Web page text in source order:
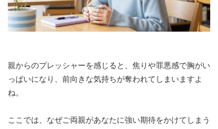
親からのプレッシャーを感じると、焦りや罪悪感で胸がい
っぱいになり、前向きな気持ちが奪われてしまいますよ
ね。
ここでは、なぜご両親があなたに強い期待をかけてしまう